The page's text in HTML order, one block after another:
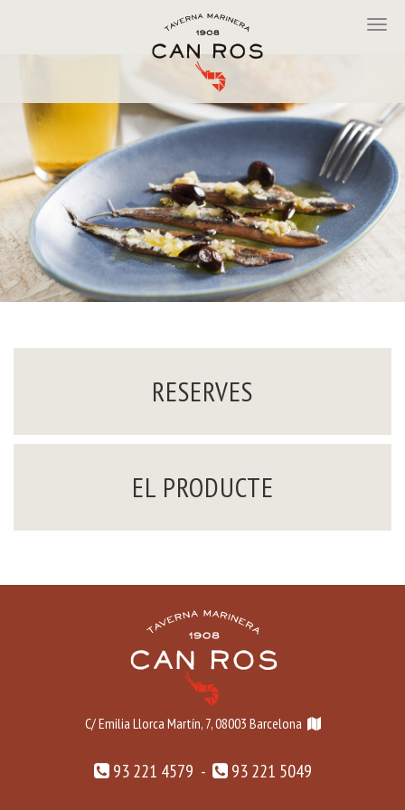
RESERVES
EL PRODUCTE
C/ Emilia Llorca Martín, 7, 08003 Barcelona
93 221 4579 - 93 221 5049